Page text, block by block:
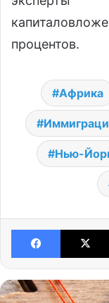
процентов.
Африка
Нью-
Facebook